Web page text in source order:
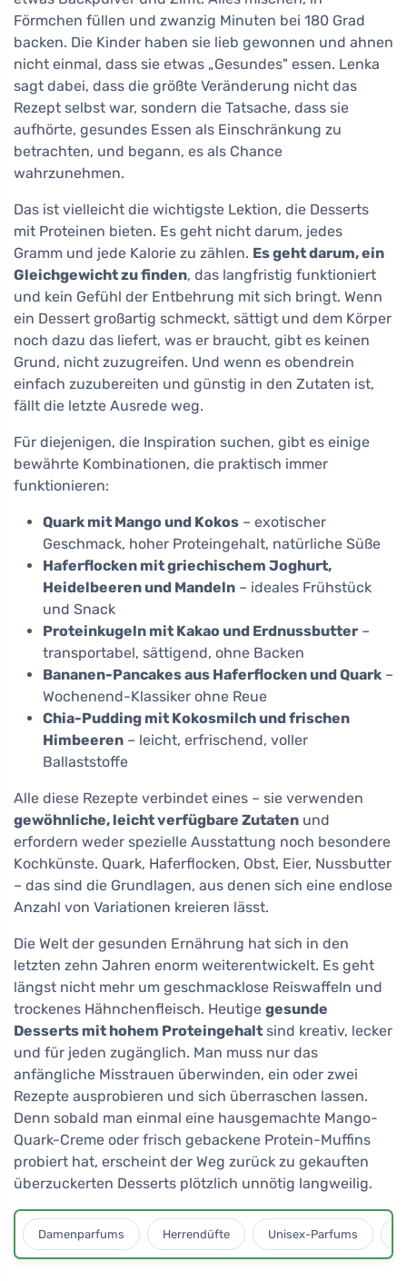
Förmchen füllen und zwanzig Minuten bei 180 Grad
backen. Die Kinder haben sie lieb gewonnen und ahnen
nicht einmal, dass sie etwas „Gesundes" essen. Lenka
sagt dabei, dass die größte Veränderung nicht das
Rezept selbst war, sondern die Tatsache, dass sie
aufhörte, gesundes Essen als Einschränkung zu
betrachten, und begann, es als Chance
wahrzunehmen.
Das ist vielleicht die wichtigste Lektion, die Desserts
mit Proteinen bieten. Es geht nicht darum, jedes
Gramm und jede Kalorie zu zählen. Es geht darum, ein
Gleichgewicht zu finden, das langfristig funktioniert
und kein Gefühl der Entbehrung mit sich bringt. Wenn
ein Dessert großartig schmeckt, sättigt und dem Körper
noch dazu das liefert, was er braucht, gibt es keinen
Grund, nicht zuzugreifen. Und wenn es obendrein
einfach zuzubereiten und günstig in den Zutaten ist,
fällt die letzte Ausrede weg.
Für diejenigen, die Inspiration suchen, gibt es einige
bewährte Kombinationen, die praktisch immer
funktionieren:
Quark mit Mango und Kokos – exotischer
Geschmack, hoher Proteingehalt, natürliche Süße
Haferflocken mit griechischem Joghurt,
Heidelbeeren und Mandeln – ideales Frühstück
und Snack
Proteinkugeln mit Kakao und Erdnussbutter –
transportabel, sättigend, ohne Backen
Bananen-Pancakes aus Haferflocken und Quark –
Wochenend-Klassiker ohne Reue
Chia-Pudding mit Kokosmilch und frischen
Himbeeren – leicht, erfrischend, voller
Ballaststoffe
Alle diese Rezepte verbindet eines – sie verwenden
gewöhnliche, leicht verfügbare Zutaten und
erfordern weder spezielle Ausstattung noch besondere
Kochkünste. Quark, Haferflocken, Obst, Eier, Nussbutter
– das sind die Grundlagen, aus denen sich eine endlose
Anzahl von Variationen kreieren lässt.
Die Welt der gesunden Ernährung hat sich in den
letzten zehn Jahren enorm weiterentwickelt. Es geht
längst nicht mehr um geschmacklose Reiswaffeln und
trockenes Hähnchenfleisch. Heutige gesunde
Desserts mit hohem Proteingehalt sind kreativ, lecker
und für jeden zugänglich. Man muss nur das
anfängliche Misstrauen überwinden, ein oder zwei
Rezepte ausprobieren und sich überraschen lassen.
Denn sobald man einmal eine hausgemachte Mango-
Quark-Creme oder frisch gebackene Protein-Muffins
probiert hat, erscheint der Weg zurück zu gekauften
überzuckerten Desserts plötzlich unnötig langweilig.
Damenparfums Herrendüfte Unisex-Parfums